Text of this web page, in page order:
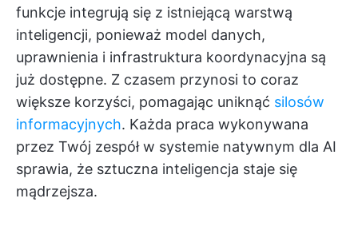
funkcje integrują się z istniejącą warstwą
inteligencji, ponieważ model danych,
uprawnienia i infrastruktura koordynacyjna są
już dostępne. Z czasem przynosi to coraz
większe korzyści, pomagając uniknąć silosów
informacyjnych. Każda praca wykonywana
przez Twój zespół w systemie natywnym dla AI
sprawia, że sztuczna inteligencja staje się
mądrzejsza.